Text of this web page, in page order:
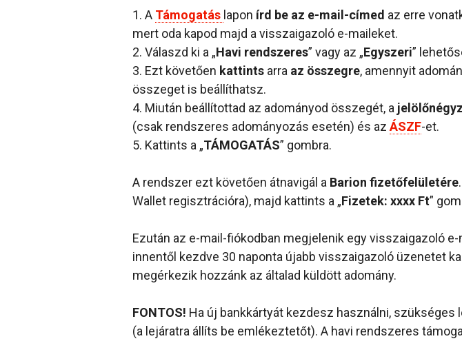
1. A Támogatás lapon írd be az e-mail-címed az erre
mert oda kapod majd a visszaigazoló e-maileket.
2. Válaszd ki a „Havi rendszeres” vagy az „Egyszeri”
3. Ezt követően kattints arra az összegre, amennyit
összeget is beállíthatsz.
4. Miután beállítottad az adományod összegét, a
(csak rendszeres adományozás esetén) és az ÁSZF-et.
5. Kattints a „TÁMOGATÁS” gombra.
A rendszer ezt követően átnavigál a Barion fizetőfelületére
Wallet regisztrációra), majd kattints a „Fizetek: xxxx Ft”
Ezután az e-mail-fiókodban megjelenik egy visszaigazoló
innentől kezdve 30 naponta újabb visszaigazoló üzenetet
megérkezik hozzánk az általad küldött adomány.
FONTOS! Ha új bankkártyát kezdesz használni,
(a lejáratra állíts be emlékeztetőt). A havi rendszeres